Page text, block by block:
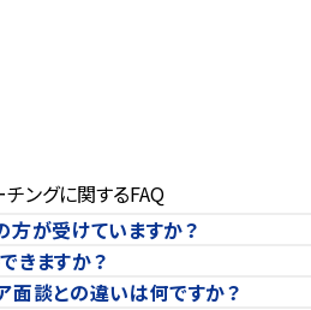
ングに関するFAQ
方が受けていますか？
きますか？
面談との違いは何ですか？